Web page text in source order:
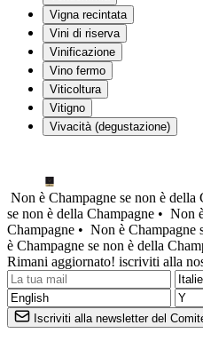
Vigna recintata
Vini di riserva
Vinificazione
Vino fermo
Viticoltura
Vitigno
Vivacità (degustazione)
Non è Champagne se non è della
se non è della Champagne • Non
Champagne • Non è Champagne
è Champagne se non è della
Rimani aggiornato! iscriviti alla
Iscriviti alla newsletter del